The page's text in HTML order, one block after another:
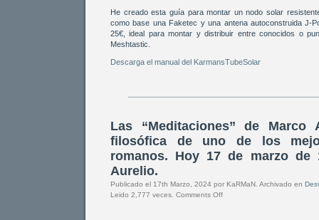
He creado esta guía para montar un nodo solar
como base una Faketec y una antena autoconstruida J-
25€, ideal para montar y distribuir entre conocidos o
Meshtastic.
Descarga el manual del KarmansTubeSolar
Las “Meditaciones” de Marco
filosófica de uno de los
romanos. Hoy 17 de marzo de
Aurelio.
Publicado el 17th Marzo, 2024 por KaRMaN. Archivado en
Leido 2,777 veces. Comments Off